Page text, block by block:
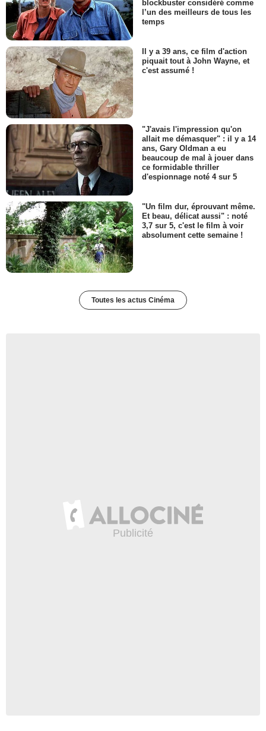
blockbuster considéré comme
l’un des meilleurs de tous les
temps
Il y a 39 ans, ce film d'action
piquait tout à John Wayne, et
c'est assumé !
"J'avais l'impression qu'on
allait me démasquer" : il y a 14
ans, Gary Oldman a eu
beaucoup de mal à jouer dans
ce formidable thriller
d'espionnage noté 4 sur 5
"Un film dur, éprouvant même.
Et beau, délicat aussi" : noté
3,7 sur 5, c'est le film à voir
absolument cette semaine !
Toutes les actus Cinéma